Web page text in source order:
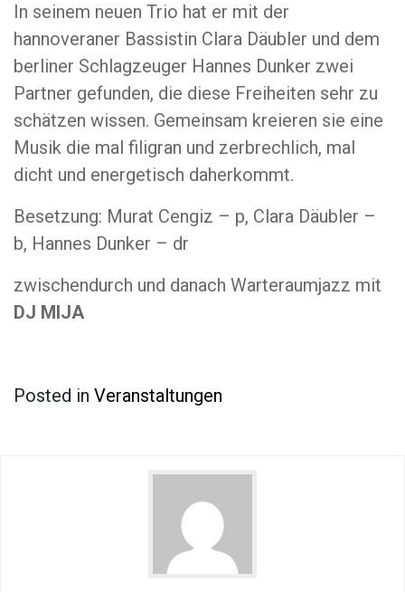
In seinem neuen Trio hat er mit der
hannoveraner Bassistin Clara Däubler und dem
berliner Schlagzeuger Hannes Dunker zwei
Partner gefunden, die diese Freiheiten sehr zu
schätzen wissen. Gemeinsam kreieren sie eine
Musik die mal filigran und zerbrechlich, mal
dicht und energetisch daherkommt.
Besetzung: Murat Cengiz – p, Clara Däubler –
b, Hannes Dunker – dr
zwischendurch und danach Warteraumjazz mit
DJ MIJA
Posted in Veranstaltungen